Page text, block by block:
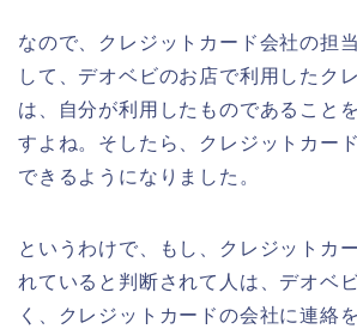
なので、クレジットカード会社の担
して、デオベビのお店で利用したク
は、自分が利用したものであること
すよね。そしたら、クレジットカー
できるようになりました。
というわけで、もし、クレジットカ
れていると判断されて人は、デオベ
く、クレジットカードの会社に連絡